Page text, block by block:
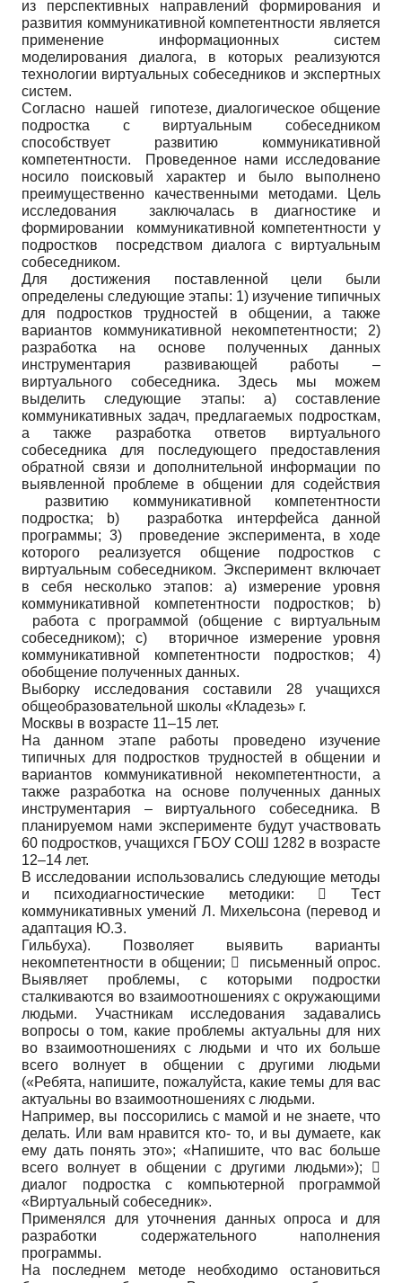
из перспективных направлений формирования и
развития коммуникативной компетентности является
применение информационных систем
моделирования диалога, в которых реализуются
технологии виртуальных собеседников и экспертных
систем.
Согласно нашей гипотезе, диалогическое общение
подростка с виртуальным собеседником
способствует развитию коммуникативной
компетентности. Проведенное нами исследование
носило поисковый характер и было выполнено
преимущественно качественными методами. Цель
исследования заключалась в диагностике и
формировании коммуникативной компетентности у
подростков посредством диалога с виртуальным
собеседником.
Для достижения поставленной цели были
определены следующие этапы: 1) изучение типичных
для подростков трудностей в общении, а также
вариантов коммуникативной некомпетентности; 2)
разработка на основе полученных данных
инструментария развивающей работы –
виртуального собеседника. Здесь мы можем
выделить следующие этапы: a) составление
коммуникативных задач, предлагаемых подросткам,
а также разработка ответов виртуального
собеседника для последующего предоставления
обратной связи и дополнительной информации по
выявленной проблеме в общении для содействия
развитию коммуникативной компетентности
подростка; b) разработка интерфейса данной
программы; 3) проведение эксперимента, в ходе
которого реализуется общение подростков с
виртуальным собеседником. Эксперимент включает
в себя несколько этапов: a) измерение уровня
коммуникативной компетентности подростков; b)
работа с программой (общение с виртуальным
собеседником); c) вторичное измерение уровня
коммуникативной компетентности подростков; 4)
обобщение полученных данных.
Выборку исследования составили 28 учащихся
общеобразовательной школы «Кладезь» г.
Москвы в возрасте 11–15 лет.
На данном этапе работы проведено изучение
типичных для подростков трудностей в общении и
вариантов коммуникативной некомпетентности, а
также разработка на основе полученных данных
инструментария – виртуального собеседника. В
планируемом нами эксперименте будут участвовать
60 подростков, учащихся ГБОУ СОШ 1282 в возрасте
12–14 лет.
В исследовании использовались следующие методы
и психодиагностические методики:  Тест
коммуникативных умений Л. Михельсона (перевод и
адаптация Ю.З.
Гильбуха). Позволяет выявить варианты
некомпетентности в общении;  письменный опрос.
Выявляет проблемы, с которыми подростки
сталкиваются во взаимоотношениях с окружающими
людьми. Участникам исследования задавались
вопросы о том, какие проблемы актуальны для них
во взаимоотношениях с людьми и что их больше
всего волнует в общении с другими людьми
(«Ребята, напишите, пожалуйста, какие темы для вас
актуальны во взаимоотношениях с людьми.
Например, вы поссорились с мамой и не знаете, что
делать. Или вам нравится кто- то, и вы думаете, как
ему дать понять это»; «Напишите, что вас больше
всего волнует в общении с другими людьми»); 
диалог подростка с компьютерной программой
«Виртуальный собеседник».
Применялся для уточнения данных опроса и для
разработки содержательного наполнения
программы.
На последнем методе необходимо остановиться